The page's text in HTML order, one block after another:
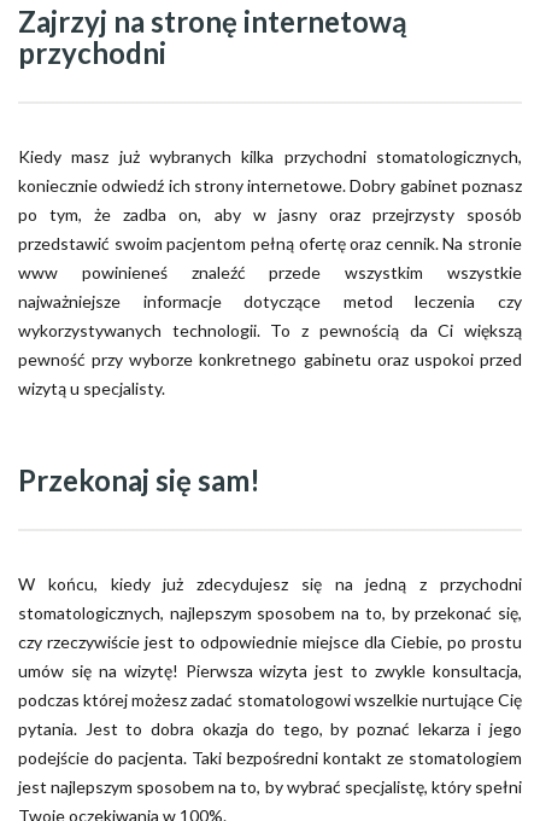
Zajrzyj na stronę internetową
przychodni
Kiedy masz już wybranych kilka przychodni stomatologicznych,
koniecznie odwiedź ich strony internetowe. Dobry gabinet poznasz
po tym, że zadba on, aby w jasny oraz przejrzysty sposób
przedstawić swoim pacjentom pełną ofertę oraz cennik. Na stronie
www powinieneś znaleźć przede wszystkim wszystkie
najważniejsze informacje dotyczące metod leczenia czy
wykorzystywanych technologii. To z pewnością da Ci większą
pewność przy wyborze konkretnego gabinetu oraz uspokoi przed
wizytą u specjalisty.
Przekonaj się sam!
W końcu, kiedy już zdecydujesz się na jedną z przychodni
stomatologicznych, najlepszym sposobem na to, by przekonać się,
czy rzeczywiście jest to odpowiednie miejsce dla Ciebie, po prostu
umów się na wizytę! Pierwsza wizyta jest to zwykle konsultacja,
podczas której możesz zadać stomatologowi wszelkie nurtujące Cię
pytania. Jest to dobra okazja do tego, by poznać lekarza i jego
podejście do pacjenta. Taki bezpośredni kontakt ze stomatologiem
jest najlepszym sposobem na to, by wybrać specjalistę, który spełni
Twoje oczekiwania w 100%.